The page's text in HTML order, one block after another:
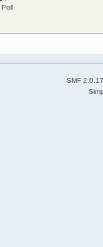
Poll
SMF 2.0.17